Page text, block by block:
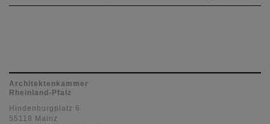
Architektenkammer
Rheinland-Pfalz
Hindenburgplatz 6
55118 Mainz